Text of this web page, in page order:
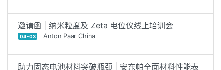
邀请函 | 纳米粒度及 Zeta 电位仪线上培训会
04-03 Anton Paar China
助力固态电池材料突破瓶颈 | 安东帕全面材料性能表